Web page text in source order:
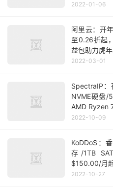
2022-01-06
阿里云：开
至0.26折起
益包助力虎
2022-03-01
SpectraIP
NVME硬盘/
AMD Ryzen
2022-10-09
KoDDoS：
存/1TB
$150.00/月
2022-10-27